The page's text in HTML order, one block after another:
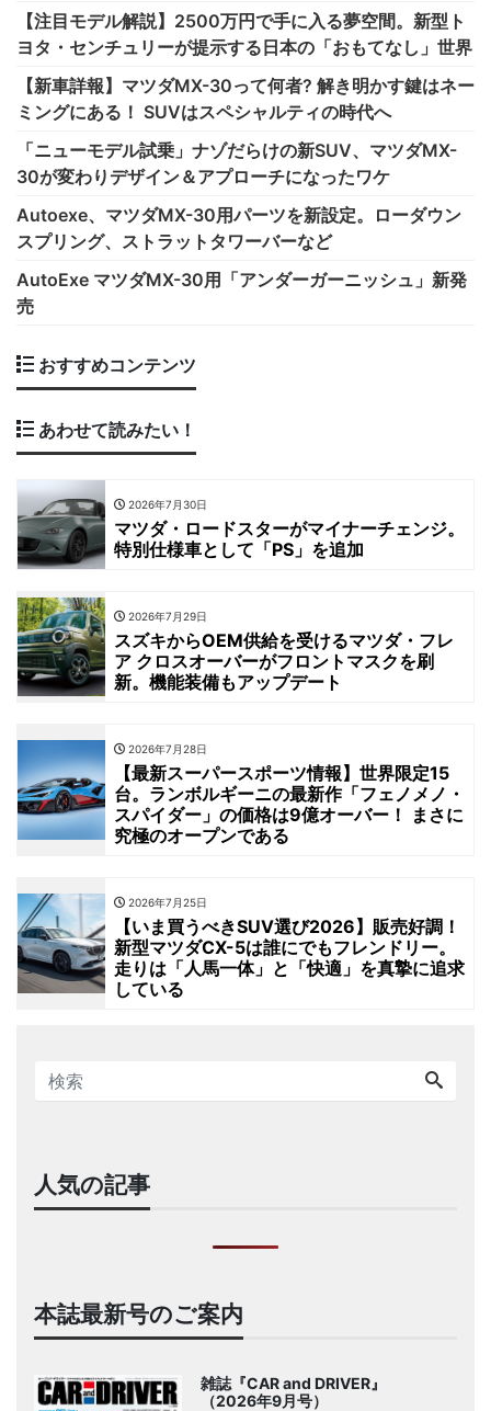
【注目モデル解説】2500万円で手に入る夢空間。新型ト
ヨタ・センチュリーが提示する日本の「おもてなし」世界
【新車詳報】マツダMX-30って何者? 解き明かす鍵はネー
ミングにある！ SUVはスペシャルティの時代へ
「ニューモデル試乗」ナゾだらけの新SUV、マツダMX-
30が変わりデザイン＆アプローチになったワケ
Autoexe、マツダMX-30用パーツを新設定。ローダウン
スプリング、ストラットタワーバーなど
AutoExe マツダMX-30用「アンダーガーニッシュ」新発
売
おすすめコンテンツ
あわせて読みたい！
2026年7月30日
マツダ・ロードスターがマイナーチェンジ。
特別仕様車として「PS」を追加
2026年7月29日
スズキからOEM供給を受けるマツダ・フレ
ア クロスオーバーがフロントマスクを刷
新。機能装備もアップデート
2026年7月28日
【最新スーパースポーツ情報】世界限定15
台。ランボルギーニの最新作「フェノメノ・
スパイダー」の価格は9億オーバー！ まさに
究極のオープンである
2026年7月25日
【いま買うべきSUV選び2026】販売好調！
新型マツダCX-5は誰にでもフレンドリー。
走りは「人馬一体」と「快適」を真摯に追求
している
人気の記事
本誌最新号のご案内
雑誌『CAR and DRIVER』
（2026年9月号）